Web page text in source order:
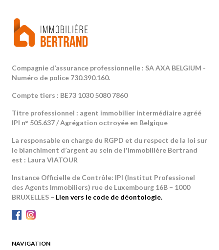
Compagnie d’assurance professionnelle : SA AXA BELGIUM -
Numéro de police 730.390.160.
Compte tiers : BE73 1030 5080 7860
Titre professionnel : agent immobilier intermédiaire agréé
IPI n° 505.637 / Agrégation octroyée en Belgique
La responsable en charge du RGPD et du respect de la loi sur
le blanchiment d’argent au sein de l'Immobilière Bertrand
est : Laura VIATOUR
Instance Officielle de Contrôle: IPI (Institut Professionel
des Agents Immobiliers) rue de Luxembourg 16B – 1000
BRUXELLES – Lien vers le code de déontologie.
NAVIGATION